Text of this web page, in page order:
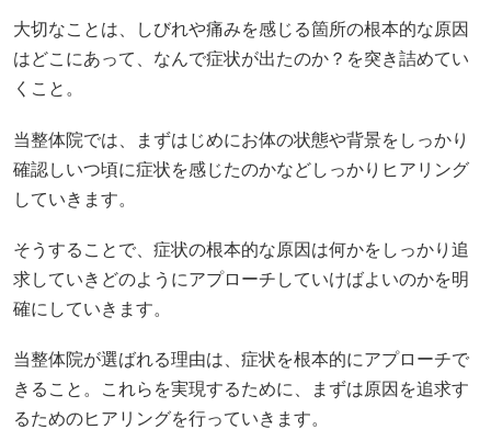
大切なことは、しびれや痛みを感じる箇所の根本的な原因
はどこにあって、なんで症状が出たのか？を突き詰めてい
くこと。
当整体院では、まずはじめにお体の状態や背景をしっかり
確認しいつ頃に症状を感じたのかなどしっかりヒアリング
していきます。
そうすることで、症状の根本的な原因は何かをしっかり追
求していきどのようにアプローチしていけばよいのかを明
確にしていきます。
当整体院が選ばれる理由は、症状を根本的にアプローチで
きること。これらを実現するために、まずは原因を追求す
るためのヒアリングを行っていきます。